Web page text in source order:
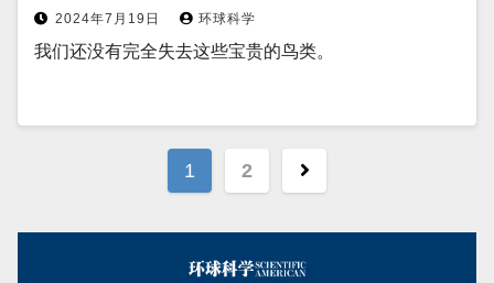
2024年7月19日 环球科学
我们还没有完全失去这些宝贵的鸟类。
文
分
1 2